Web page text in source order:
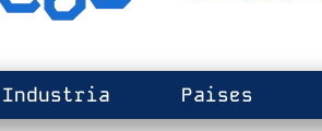
Industria Paises